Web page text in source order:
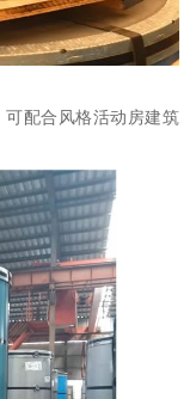
配合风格活动房建筑